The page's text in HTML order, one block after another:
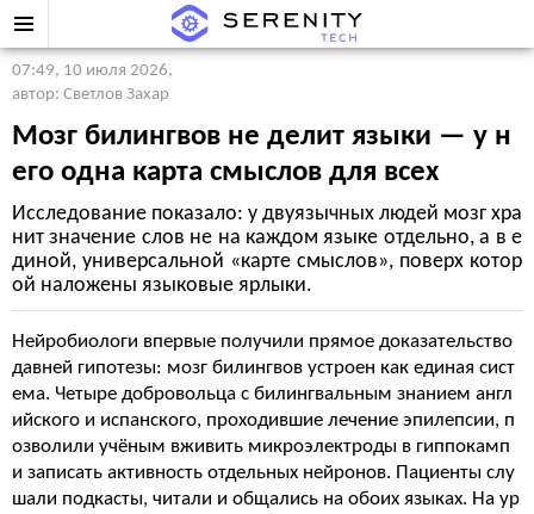
07:49, 10 июля 2026,
автор: Светлов Захар
Мозг билингвов не делит языки — у н
его одна карта смыслов для всех
Исследование показало: у двуязычных людей мозг хра
нит значение слов не на каждом языке отдельно, а в е
диной, универсальной «карте смыслов», поверх котор
ой наложены языковые ярлыки.
Нейробиологи впервые получили прямое доказательство
давней гипотезы: мозг билингвов устроен как единая сист
ема. Четыре добровольца с билингвальным знанием англ
ийского и испанского, проходившие лечение эпилепсии, п
озволили учёным вживить микроэлектроды в гиппокамп
и записать активность отдельных нейронов. Пациенты слу
шали подкасты, читали и общались на обоих языках. На ур